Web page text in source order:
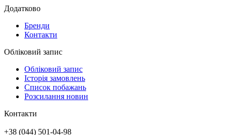
Додатково
Бренди
Контакти
Обліковий запис
Обліковий запис
Історія замовлень
Список побажань
Розсилання новин
Контакти
+38 (044) 501-04-98